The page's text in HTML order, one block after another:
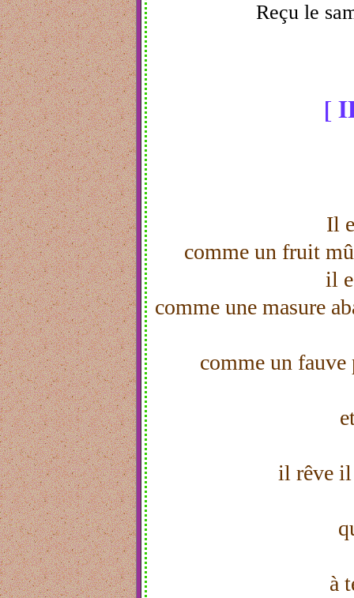
Reçu le
[
Il
comme un fruit
il
comme une masure
comme un fauve
il rêve il
à